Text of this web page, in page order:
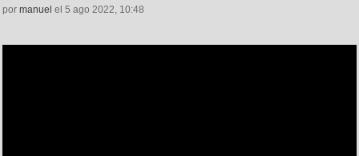
por manuel el 5 ago 2022, 10:48